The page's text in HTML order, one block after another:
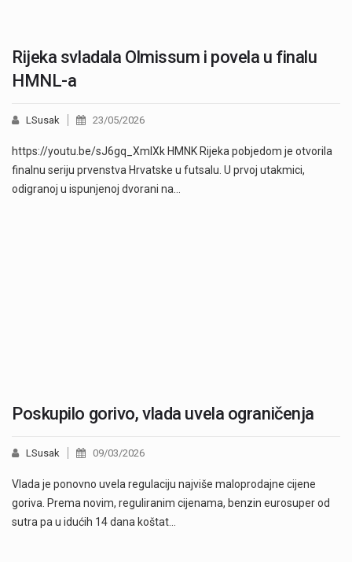
Rijeka svladala Olmissum i povela u finalu
HMNL-a
LSusak 23/05/2026
https://youtu.be/sJ6gq_XmIXk HMNK Rijeka pobjedom je otvorila
finalnu seriju prvenstva Hrvatske u futsalu. U prvoj utakmici,
odigranoj u ispunjenoj dvorani na…
Poskupilo gorivo, vlada uvela ograničenja
LSusak 09/03/2026
Vlada je ponovno uvela regulaciju najviše maloprodajne cijene
goriva. Prema novim, reguliranim cijenama, benzin eurosuper od
sutra pa u idućih 14 dana koštat…